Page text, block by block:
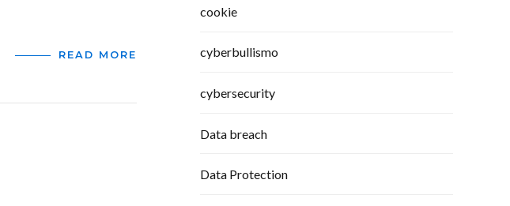
READ MORE
cookie
cyberbullismo
cybersecurity
Data breach
Data Protection